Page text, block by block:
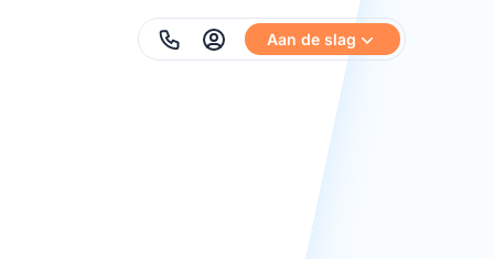
PhoneAl een geactiveerd account?
Aan de slag